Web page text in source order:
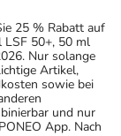
25 % Rabatt auf
LSF 50+, 50 ml
Nur solange
Artikel,
sowie bei
und nur
App. Nach